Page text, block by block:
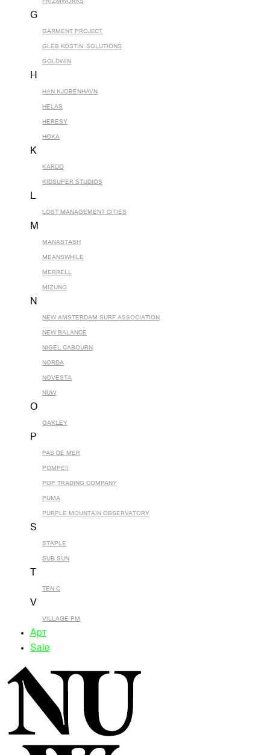
G
GARMENT PROJECT
GLEB KOSTIN .SOLUTIONS
GOLDWIN
H
HAN KJOBENHAVN
HELAS
HERESY
HOKA
K
KARDO
KIDSUPER STUDIOS
L
LOST MANAGEMENT CITIES
M
MANASTASH
MEANSWHILE
MERRELL
MIZUNO
N
NEW AMSTERDAM SURF ASSOCIATION
NEW BALANCE
NIGEL CABOURN
NORDA
NOVESTA
NUW
O
OAKLEY
P
PAS DE MER
POMPEII
POP TRADING COMPANY
PUMA
PURPLE MOUNTAIN OBSERVATORY
S
STAPLE
SUB SUN
TEN C
V
VILLAGE PM
Арт
Sale